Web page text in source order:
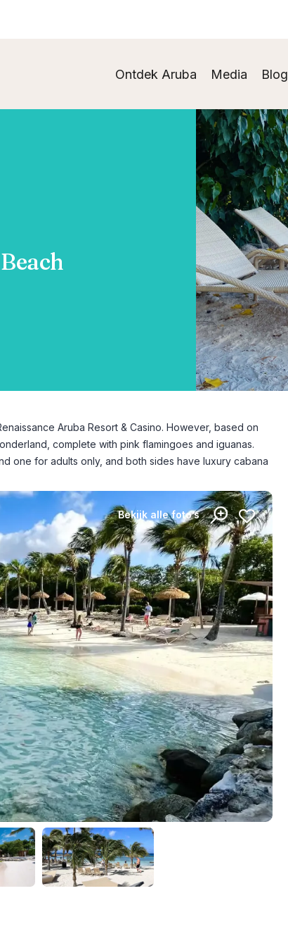
Ontdek Aruba Media Blog
Aruba Resort & Casino. However, based on
complete with pink flamingoes and iguanas.
one for adults only, and both sides have luxury cabana
Bekijk alle foto’s